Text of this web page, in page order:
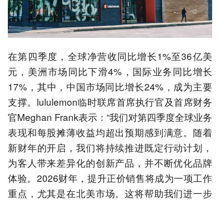
在第四季度，全球净营收同比增长1%至36亿美
元，美洲市场同比下滑4%，国际业务同比增长
17%，其中，中国市场同比增长24%，成为主要
支撑。lululemon临时联席首席执行官及首席财务
官Meghan Frank表示：“我们对第四季度全球业务
表现和每股摊薄收益均超出预期感到满意。随着
新财年的开启，我们将持续推进既定行动计划，
为客人带来差异化的创新产品，并不断优化品牌
体验。2026财年，提升正价销售将成为一项工作
重点，尤其是在北美市场。这将帮助我们进一步